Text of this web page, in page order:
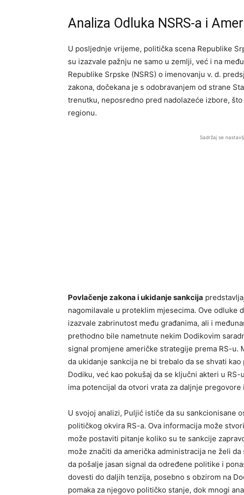
Analiza Odluka NSRS-a i
U posljednje vrijeme, politička scena Republike
su izazvale pažnju ne samo u zemlji, već i na
Republike Srpske (NSRS) o imenovanju v. d.
zakona, dočekana je s odobravanjem od strane
trenutku, neposredno pred nadolazeće izbore,
regionu.
Sadržaj se
Povlačenje zakona i ukidanje sankcija
nagomilavale u proteklim mjesecima. Ove odluke
izazvale zabrinutost među građanima, ali i
prethodno bile nametnute nekim Dodikovim
signal promjene američke strategije prema RS-u.
da ukidanje sankcija ne bi trebalo da se shvati
Dodiku, već kao pokušaj da se ključni akteri u
ima potencijal da otvori vrata za daljnje
U svojoj analizi, Puljić ističe da su sankcionisane
političkog okvira RS-a. Ova informacija može
može postaviti pitanje koliko su te sankcije
može značiti da američka administracija ne želi
da pošalje jasan signal da određene politike i
dovesti do daljih tenzija, posebno s obzirom na
pomaka za njegovo političko stanje, dok mnogi